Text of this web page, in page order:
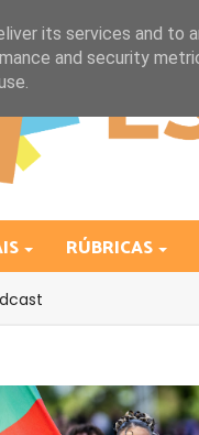
RÚBRICAS
its services and to
and security